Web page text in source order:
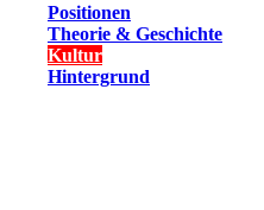
Positionen
Theorie & Geschichte
Kultur
Hintergrund